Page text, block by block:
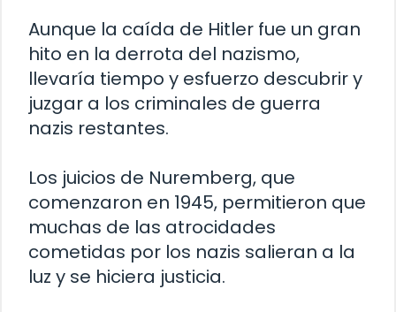
Aunque la caída de Hitler fue un gran
hito en la derrota del nazismo,
llevaría tiempo y esfuerzo descubrir y
juzgar a los criminales de guerra
nazis restantes.
Los juicios de Nuremberg, que
comenzaron en 1945, permitieron que
muchas de las atrocidades
cometidas por los nazis salieran a la
luz y se hiciera justicia.